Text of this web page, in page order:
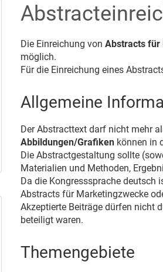
Die Einreichung von Abstracts für
möglich.
Für die Einreichung eines
Allgemeine
Der Abstracttext darf nicht mehr
Abbildungen/Grafikenkönnen in
Die Abstractgestaltung sollte
Materialien und Methoden,
Da die Kongresssprache deutsch
Abstracts für Marketingzwecke
Akzeptierte Beiträge dürfen nicht
beteiligt waren.
Themengebiete